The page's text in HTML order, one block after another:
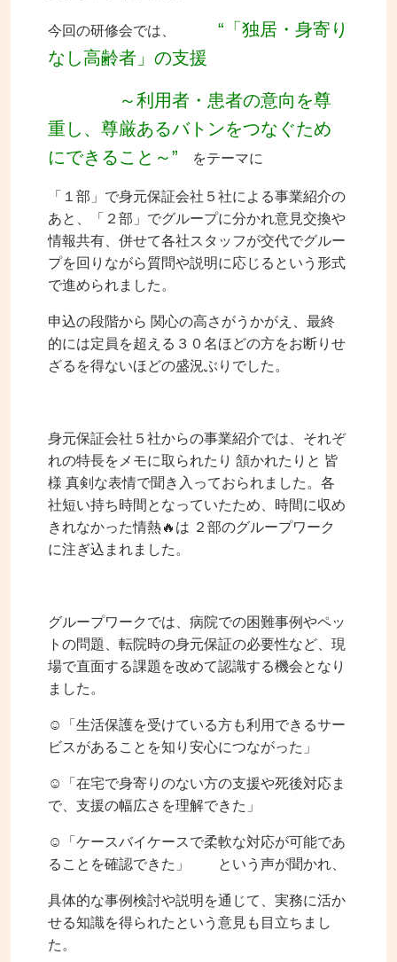
今回の研修会では、“「独居・身寄り
なし高齢者」の支援
～利用者・患者の意向を尊
重し、尊厳あるバトンをつなぐため
にできること～” をテーマに
「１部」で身元保証会社５社による事業紹介の
あと、「２部」でグループに分かれ意見交換や
情報共有、併せて各社スタッフが交代でグルー
プを回りながら質問や説明に応じるという形式
で進められました。
申込の段階から 関心の高さがうかがえ、最終
的には定員を超える３０名ほどの方をお断りせ
ざるを得ないほどの盛況ぶりでした。
身元保証会社５社からの事業紹介では、それぞ
れの特長をメモに取られたり 頷かれたりと 皆
様 真剣な表情で聞き入っておられました。各
社短い持ち時間となっていたため、時間に収め
きれなかった情熱🔥は ２部のグループワーク
に注ぎ込まれました。
グループワークでは、病院での困難事例やペッ
トの問題、転院時の身元保証の必要性など、現
場で直面する課題を改めて認識する機会となり
ました。
☺「生活保護を受けている方も利用できるサー
ビスがあることを知り安心につながった」
☺「在宅で身寄りのない方の支援や死後対応ま
で、支援の幅広さを理解できた」
☺「ケースバイケースで柔軟な対応が可能であ
ることを確認できた」 という声が聞かれ、
具体的な事例検討や説明を通じて、実務に活か
せる知識を得られたという意見も目立ちまし
た。